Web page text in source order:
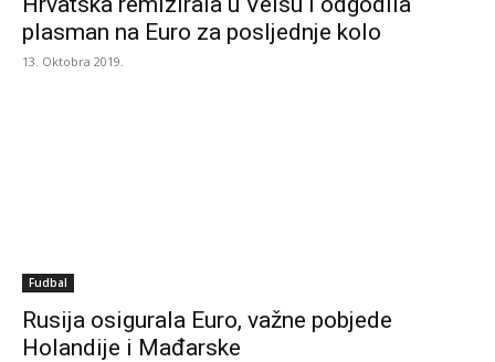
plasman na Euro za posljednje kolo
13. Oktobra 2019.
Fudbal
Rusija osigurala Euro, važne pobjede
Holandije i Mađarske